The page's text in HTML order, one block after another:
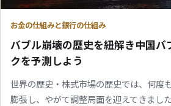
お金の仕組みと銀行の仕組み
バブル崩壊の歴史を紐解き中国バ
クを予測しよう
世界の歴史・株式市場の歴史では、何度
膨張し、やがて調整局面を迎えてきまし